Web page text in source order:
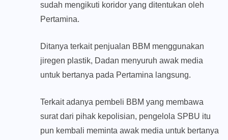
sudah mengikuti koridor yang ditentukan oleh
Pertamina.
Ditanya terkait penjualan BBM menggunakan
jiregen plastik, Dadan menyuruh awak media
untuk bertanya pada Pertamina langsung.
Terkait adanya pembeli BBM yang membawa
surat dari pihak kepolisian, pengelola SPBU itu
pun kembali meminta awak media untuk bertanya